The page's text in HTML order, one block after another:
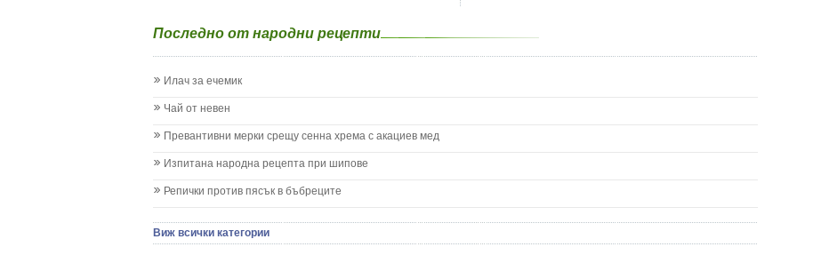
Жълтеница
Запек на бебето и детето
Кашлица при бебето и детето
Колики
Менингит
Млечница
Нощно напикаване - енуреза
Бяла върба - Salix Аlba
Вратига - Tanacetrum Vulgare
Последно от народни рецепти
Илач за ечемик
Чай от невен
Превантивни мерки срещу сенна хрема с акациев мед
Изпитана народна рецепта при шипове
Репички против пясък в бъбреците
Виж всички категории